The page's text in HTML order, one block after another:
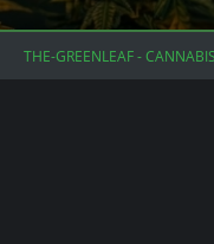
THE-GREENLEAF -